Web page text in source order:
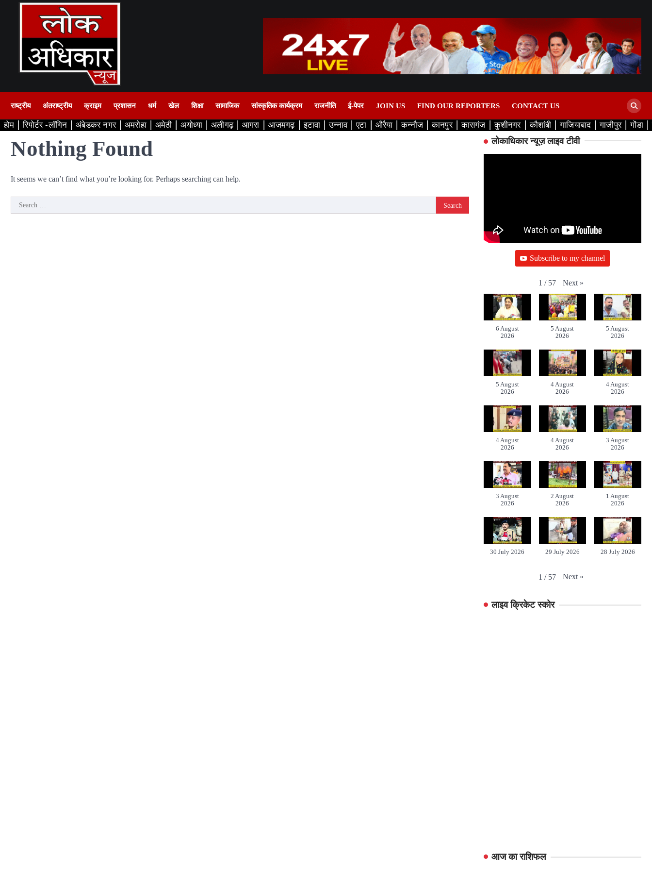
राष्ट्रीय अंतराष्ट्रीय क्राइम प्रशासन धर्म खेल शिक्षा सामाजिक सांस्कृतिक कार्यक्रम राजनीति ई-पेपर JOIN US FIND OUR REPORTERS CONTACT US
होम रिपोर्टर -लॉगिन अंबेडकर नगर अमरोहा अमेठी अयोध्या अलीगढ़ आगरा आजमगढ़ इटावा उन्नाव एटा औरैया कन्नौज कानपुर कासगंज कुशीनगर कौशांबी गाजियाबाद गाजीपुर गोंडा
Nothing Found
It seems we can’t find what you’re looking for. Perhaps searching can help.
Search
for:
लोकाधिकार न्यूज़ लाइव टीवी
Subscribe to my channel
1 / 57 Next »
6 August
2026
5 August
2026
5 August
2026
5 August
2026
4 August
2026
4 August
2026
4 August
2026
4 August
2026
3 August
2026
3 August
2026
2 August
2026
1 August
2026
30 July 2026 29 July 2026 28 July 2026
1 / 57 Next »
लाइव क्रिकेट स्कोर
आज का राशिफल